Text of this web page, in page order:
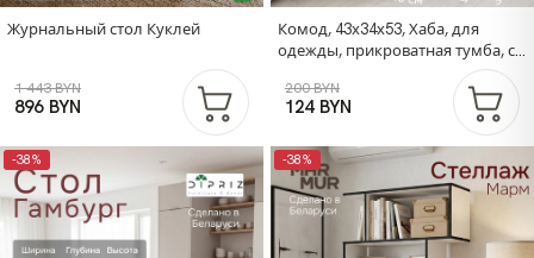
Журнальный стол Куклей
1 443 BYN
896 BYN
Комод, 43х34х53, Хаба, для
одежды, прикроватная тумба, с
ящиками, из массива дерева,
серый, Dipriz
200 BYN
124 BYN
-38% -38%